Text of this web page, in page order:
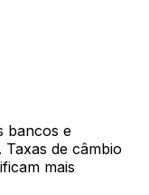
bancos e
de câmbio
mais